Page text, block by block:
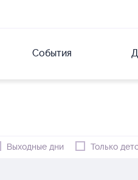
События
Выходные дни Только